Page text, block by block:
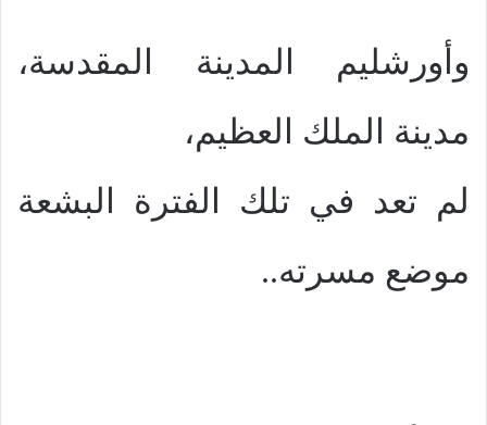
وأورشليم المدينة المقدسة،
مدينة الملك العظيم،
لم تعد في تلك الفترة البشعة
موضع مسرته..